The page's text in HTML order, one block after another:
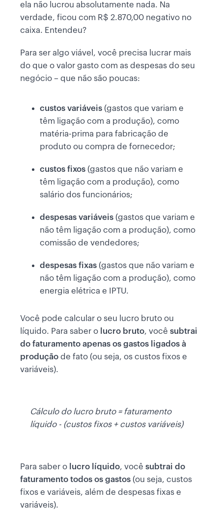
ela não lucrou absolutamente nada. Na
verdade, ficou com R$ 2.870,00 negativo no
caixa. Entendeu?
Para ser algo viável, você precisa lucrar mais
do que o valor gasto com as despesas do seu
negócio – que não são poucas:
custos variáveis (gastos que variam e
têm ligação com a produção), como
matéria-prima para fabricação de
produto ou compra de fornecedor;
custos fixos (gastos que não variam e
têm ligação com a produção), como
salário dos funcionários;
despesas variáveis (gastos que variam e
não têm ligação com a produção), como
comissão de vendedores;
despesas fixas (gastos que não variam e
não têm ligação com a produção), como
energia elétrica e IPTU.
Você pode calcular o seu lucro bruto ou
líquido. Para saber o lucro bruto, você subtrai
do faturamento apenas os gastos ligados à
produção de fato (ou seja, os custos fixos e
variáveis).
Cálculo do lucro bruto = faturamento
líquido - (custos fixos + custos variáveis)
Para saber o lucro líquido, você subtrai do
faturamento todos os gastos (ou seja, custos
fixos e variáveis, além de despesas fixas e
variáveis).